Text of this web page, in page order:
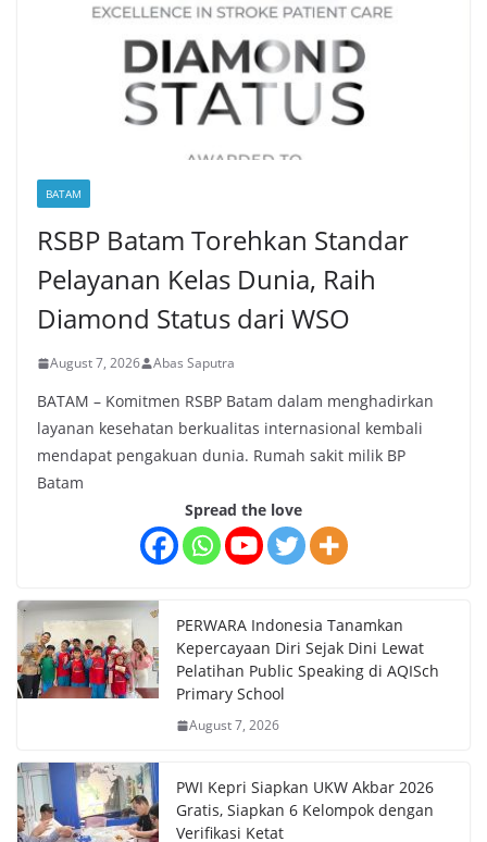
BATAM
RSBP Batam Torehkan Standar
Pelayanan Kelas Dunia, Raih
Diamond Status dari WSO
August 7, 2026 Abas Saputra
BATAM – Komitmen RSBP Batam dalam menghadirkan
layanan kesehatan berkualitas internasional kembali
mendapat pengakuan dunia. Rumah sakit milik BP
Batam
Spread the love
PERWARA Indonesia Tanamkan
Kepercayaan Diri Sejak Dini Lewat
Pelatihan Public Speaking di AQISch
Primary School
August 7, 2026
PWI Kepri Siapkan UKW Akbar 2026
Gratis, Siapkan 6 Kelompok dengan
Verifikasi Ketat